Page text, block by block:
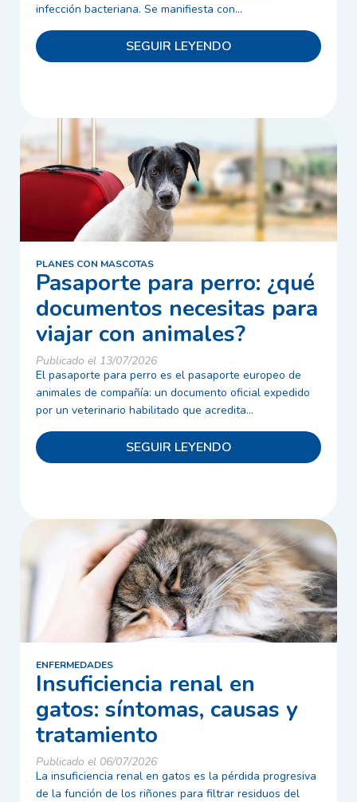
infección bacteriana. Se manifiesta con...
SEGUIR LEYENDO
PLANES CON MASCOTAS
Pasaporte para perro: ¿qué
documentos necesitas para
viajar con animales?
Publicado el 13/07/2026
El pasaporte para perro es el pasaporte europeo de
animales de compañía: un documento oficial expedido
por un veterinario habilitado que acredita...
SEGUIR LEYENDO
ENFERMEDADES
Insuficiencia renal en
gatos: síntomas, causas y
tratamiento
Publicado el 06/07/2026
La insuficiencia renal en gatos es la pérdida progresiva
de la función de los riñones para filtrar residuos del